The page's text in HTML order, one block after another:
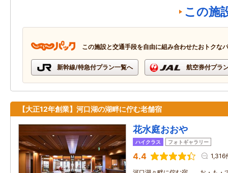
この施
この施設と交通手段を自由に組み合わせたおトクな
新幹線/特急付プラン一覧へ 航空券付プラ
【大正12年創業】河口湖の湖畔に佇む老舗宿
花水庭おおや
ハイクラス フォトギャラリー
4.4 1,316